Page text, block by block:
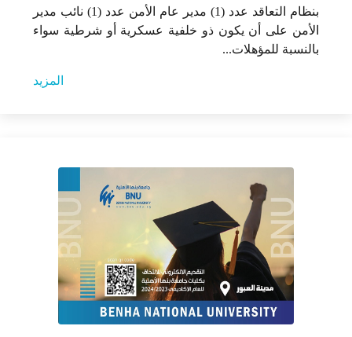
بنظام التعاقد عدد (1) مدير عام الأمن عدد (1) نائب مدير
الأمن على أن يكون ذو خلفية عسكرية أو شرطية سواء
بالنسبة للمؤهلات...
المزيد